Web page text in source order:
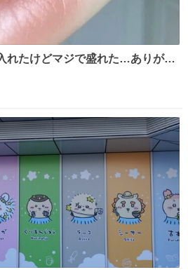
れたけどマジで盛れた…ありがと